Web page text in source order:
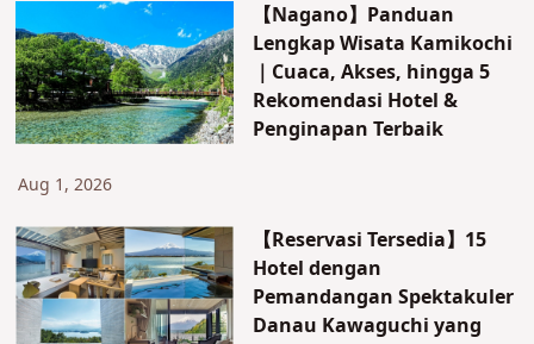
【Nagano】Panduan
Lengkap Wisata Kamikochi
｜Cuaca, Akses, hingga 5
Rekomendasi Hotel &
Penginapan Terbaik
Aug 1, 2026
【Reservasi Tersedia】15
Hotel dengan
Pemandangan Spektakuler
Danau Kawaguchi yang